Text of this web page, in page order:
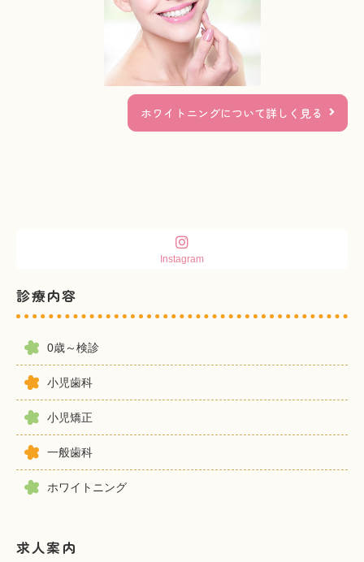
ホワイトニングについて詳しく見る
Instagram
診療内容
0歳～検診
小児歯科
小児矯正
一般歯科
ホワイトニング
求人案内